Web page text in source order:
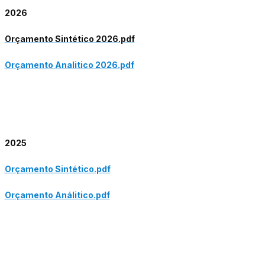
2026
Orçamento Sintético 2026.pdf
Orçamento Analitico 2026.pdf
2025
Orçamento Sintético.pdf
Orçamento Análitico.pdf